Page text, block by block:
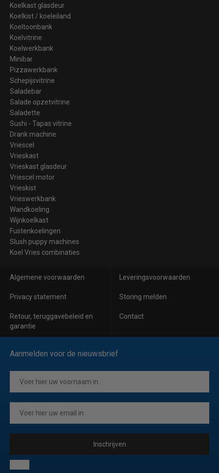
Koelkast glasdeur
Koelkist / koeleiland
Koeltoonbank
Koelvitrine
Koelwerkbank
Minibar
Pizzawerkbank
Schepijsvitrine
Saladebar
Salade opzetvitrine
Saladette
Sushi - Tapas vitrine
Drank machine
Vriescel
Vrieskast
Vrieskast glasdeur
Vriescel motor
Vrieskist
Vrieswerkbank
Wandkoeling
Wijnkoelkast
Fustenkoelingen
Slush puppy machines
Koel Vries combinaties
Algemene voorwaarden Leveringsvoorwaarden
Privacy statement Storing melden
Retour, teruggavebeleid en
garantie
Contact
Aanmelden voor de nieuwsbrief
Inschrijven